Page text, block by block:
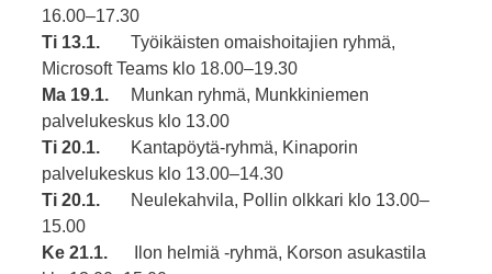
16.00–17.30
Ti 13.1.
Työikäisten omaishoitajien ryhmä,
Microsoft Teams klo 18.00–19.30
Ma 19.1.
Munkan ryhmä, Munkkiniemen
palvelukeskus klo 13.00
Ti 20.1. Kantapöytä-ryhmä, Kinaporin
palvelukeskus klo 13.00–14.30
Ti 20.1.
Neulekahvila, Pollin olkkari klo 13.00–
15.00
Ke 21.1.
Ilon helmiä -ryhmä, Korson asukastila